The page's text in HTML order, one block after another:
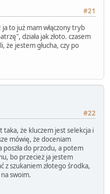
#21
to już mam włączony tryb
działa jak złoto. czasem
że jestem głucha, czy po
#22
że kluczem jest selekcja i
mówię, że doceniam
poszła do przodu, a potem
bo przecież ja jestem
z szukaniem złotego środka,
swoim.